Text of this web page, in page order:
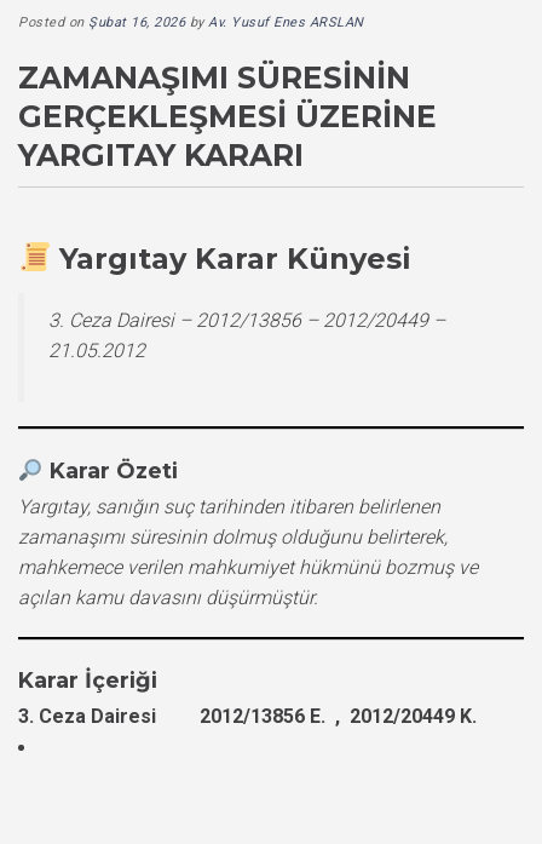
Posted on Şubat 16, 2026byAv. Yusuf Enes ARSLAN
ZAMANAŞIMI SÜRESININ
GERÇEKLEŞMESI ÜZERINE
YARGITAY KARARI
Yargıtay Karar Künyesi
3. Ceza Dairesi – 2012/13856 – 2012/20449 –
21.05.2012
Karar Özeti
Yargıtay, sanığın suç tarihinden itibaren belirlenen
zamanaşımı süresinin dolmuş olduğunu belirterek,
mahkemece verilen mahkumiyet hükmünü bozmuş ve
açılan kamu davasını düşürmüştür.
Karar İçeriği
3. Ceza Dairesi 2012/13856 E. , 2012/20449 K.